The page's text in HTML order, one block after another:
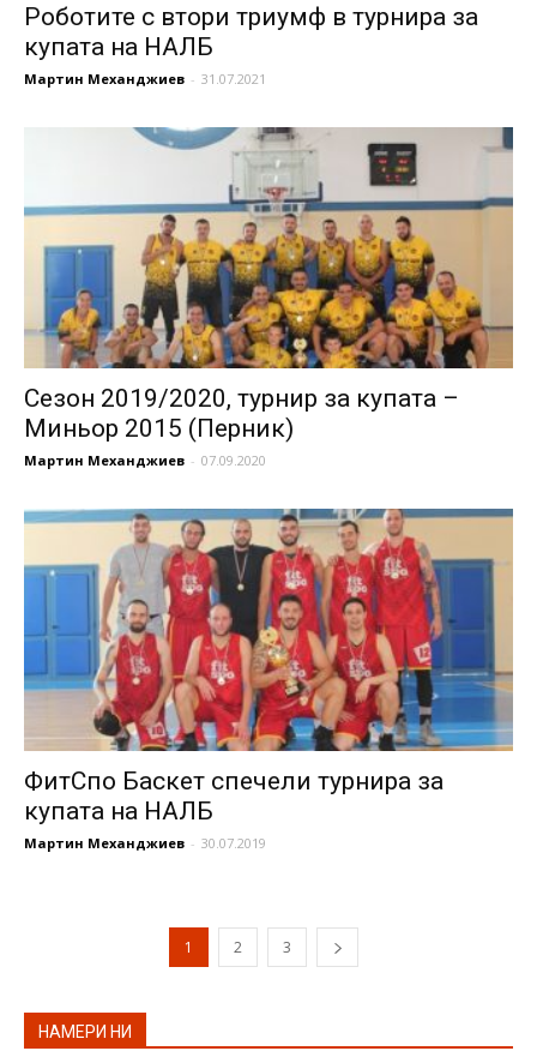
Роботите с втори триумф в турнира за
купата на НАЛБ
Мартин Механджиев - 31.07.2021
Сезон 2019/2020, турнир за купата –
Миньор 2015 (Перник)
Мартин Механджиев - 07.09.2020
ФитСпо Баскет спечели турнира за
купата на НАЛБ
Мартин Механджиев - 30.07.2019
1 2 3
НАМЕРИ НИ